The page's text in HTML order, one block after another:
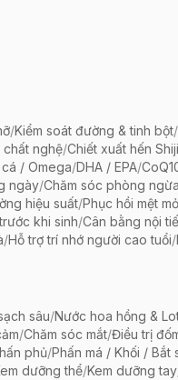
/Kiểm soát đường & tinh bột/
chất nghệ/Chiết xuất hến
/ Omega/DHA / EPA/
ngày/Chăm sóc phòng ngừa
hiệu suất/Phục hồi mệt
khi sinh/Cân bằng nội
/Hỗ trợ trí nhớ người cao tuổi/
sâu/Nước hoa hồng &
/Chăm sóc mắt/Điều trị
phủ/Phấn má / Khối / Bắt
dưỡng thể/Kem dưỡng tay